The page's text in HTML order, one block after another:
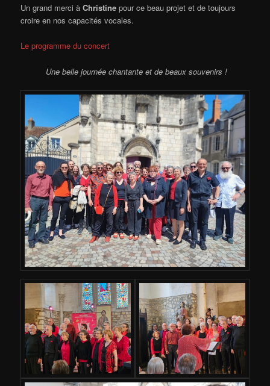
Un grand merci àChristine pour ce beau projet et de toujours
croire en nos capacités vocales.
Le programme du concert
Une belle journée chantante et de beaux souvenirs !